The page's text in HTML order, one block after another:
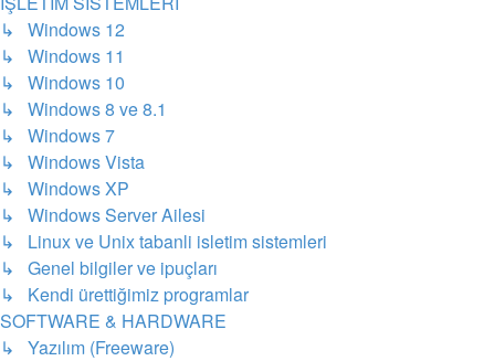
↳ Windows 12
↳ Windows 11
↳ Windows 10
↳ Windows 8 ve 8.1
↳ Windows 7
↳ Windows Vista
↳ Windows XP
↳ Windows Server Ailesi
↳ Linux ve Unix tabanli isletim sistemleri
↳ Genel bilgiler ve ipuçları
↳ Kendi ürettiğimiz programlar
SOFTWARE & HARDWARE
↳ Yazılım (Freeware)